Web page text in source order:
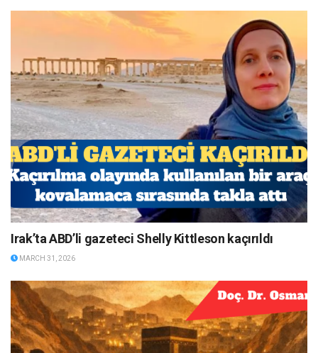
Irak’ta ABD’li gazeteci Shelly Kittleson kaçırıldı
MARCH 31, 2026